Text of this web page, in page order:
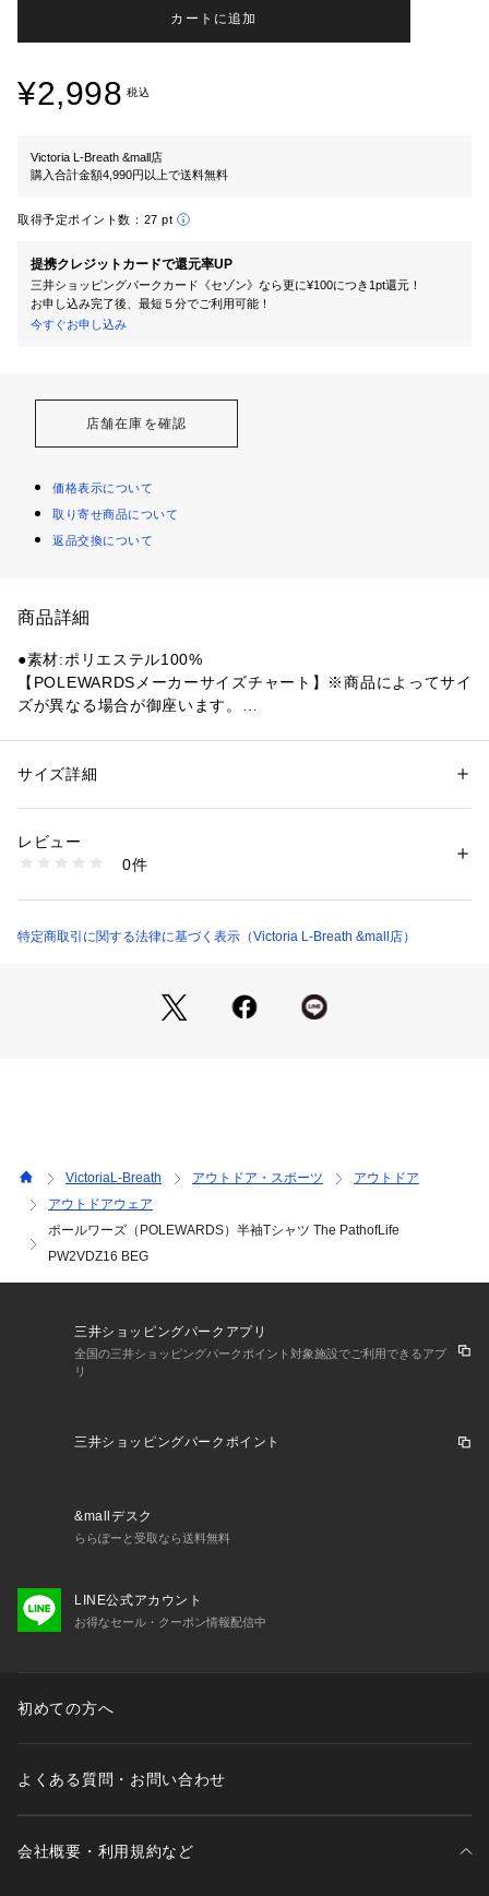
カートに追加
¥2,998 税込
Victoria L-Breath &mall店
購入合計金額4,990円以上で送料無料
取得予定ポイント数： 27 pt
提携クレジットカードで還元率UP
三井ショッピングパークカード《セゾン》なら更に¥100につき1pt還元！
お申し込み完了後、最短５分でご利用可能！
今すぐお申し込み
店舗在庫を確認
価格表示について
取り寄せ商品について
返品交換について
商品詳細
●素材:ポリエステル100%
【POLEWARDSメーカーサイズチャート】※商品によってサイ
ズが異なる場合が御座います。
～104cm 身長175～185cm
m 【袖丈】21cm
●Lサイズ詳細:【着丈】68.5cm 【肩幅】48cm 【身幅】57cm
m 【袖丈】23cm
【商品の購入にあたっての注意事項】
※掲載の価格・製品のパッケージ・デザイン・仕様について、
予告なく変更することがあります。あらかじめご了承くださ
い。2026年春夏モデル 2026ssmodel ポールワーズ POLEWA
RDS エルブレス ヴィクトリア ビクトリア Victoria L-Breath
性別：メンズ
商品番号：
10902316001 （ショップ）
サイズ詳細
レビュー
0件
特定商取引に関する法律に基づく表示（Victoria L-Breath &mall店）
VictoriaL-Breath アウトドア・スポーツ
アウトドア
アウトドアウェア
ポールワーズ（POLEWARDS）半袖Tシャツ The PathofLife
PW2VDZ16 BEG
三井ショッピングパークアプリ
全国の三井ショッピングパークポイント対象施設でご利用できるアプ
リ
三井ショッピングパークポイント
&mallデスク
ららぽーと受取なら送料無料
LINE公式アカウント
お得なセール・クーポン情報配信中
初めての方へ
よくある質問・お問い合わせ
会社概要・利用規約など